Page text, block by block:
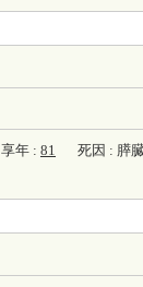
享年 : 81 死因 : 膵